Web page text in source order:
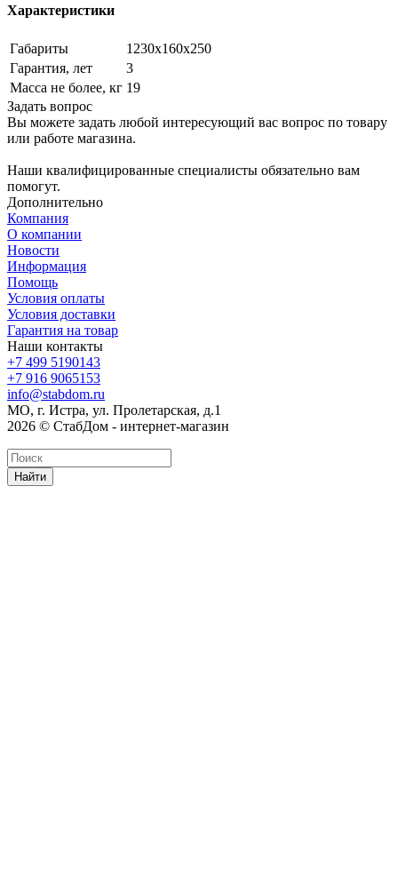
Характеристики
Габариты
1230х160х250
Гарантия, лет
3
Масса не более, кг 19
Задать вопрос
Вы можете задать любой интересующий вас вопрос по товару
или работе магазина.
Наши квалифицированные специалисты обязательно вам
помогут.
Дополнительно
Компания
О компании
Новости
Информация
Помощь
Условия оплаты
Условия доставки
Гарантия на товар
Наши контакты
+7 499 5190143
+7 916 9065153
info@stabdom.ru
МО, г. Истра, ул. Пролетарская, д.1
2026 © СтабДом - интернет-магазин
Найти